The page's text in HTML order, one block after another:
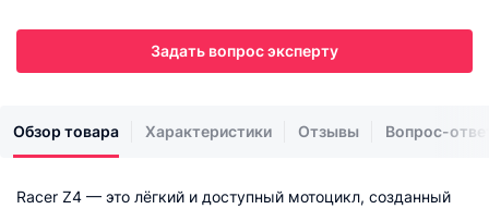
Задать вопрос эксперту
Обзор товара Характеристики Отзывы Вопрос-
Racer Z4 — это лёгкий и доступный мотоцикл, созданный